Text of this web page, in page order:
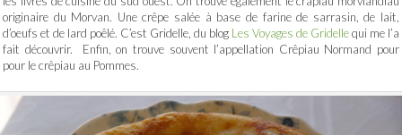
originaire du Morvan. Une crêpe salée à base de farine de sarrasin, de lait,
d’oeufs et de lard poêlé. C’est Gridelle, du blog Les Voyages de Gridellequi me l’a
fait découvrir. Enfin, on trouve souvent l’appellation Crêpiau Normand pour
pour le crêpiau au Pommes.